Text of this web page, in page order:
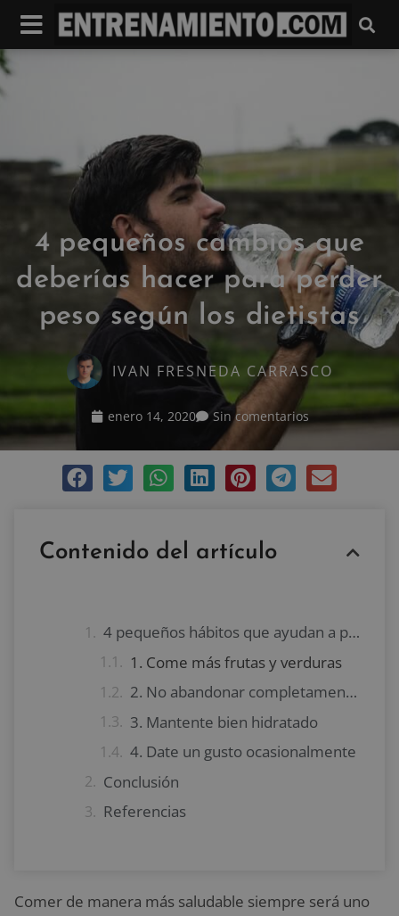
4 pequeños cambios que
deberías hacer para perder
peso según los dietistas
IVAN FRESNEDA CARRASCO
enero 14, 2020 Sin comentarios
Contenido del artículo
4 pequeños hábitos que ayudan a perder peso
1. Come más frutas y verduras
2. No abandonar completamente los carbohidratos
3. Mantente bien hidratado
4. Date un gusto ocasionalmente
Conclusión
Referencias
Comer de manera más saludable siempre será uno